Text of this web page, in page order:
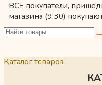
ВСЕ покупатели,
магазина (9:30)
Каталог товаров